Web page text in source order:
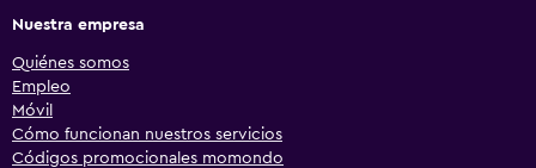
Nuestra empresa
Quiénes somos
Empleo
Móvil
Cómo funcionan nuestros servicios
Códigos promocionales momondo